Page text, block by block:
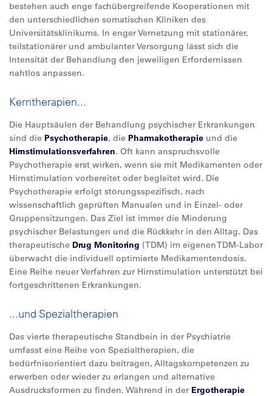
bestehen auch enge fachübergreifende Kooperationen mit
den unterschiedlichen somatischen Kliniken des
Universitätsklinikums. In enger Vernetzung mit stationärer,
teilstationärer und ambulanter Versorgung lässt sich die
Intensität der Behandlung den jeweiligen Erfordernissen
nahtlos anpassen.
Kerntherapien...
Die Hauptsäulen der Behandlung psychischer Erkrankungen
sind die Psychotherapie, die Pharmakotherapie und die
Hirnstimulationsverfahren. Oft kann anspruchsvolle
Psychotherapie erst wirken, wenn sie mit Medikamenten oder
Hirnstimulation vorbereitet oder begleitet wird. Die
Psychotherapie erfolgt störungsspezifisch, nach
wissenschaftlich geprüften Manualen und in Einzel- oder
Gruppensitzungen. Das Ziel ist immer die Minderung
psychischer Belastungen und die Rückkehr in den Alltag. Das
therapeutische Drug Monitoring (TDM) im eigenen TDM-Labor
überwacht die individuell optimierte Medikamentendosis.
Eine Reihe neuer Verfahren zur Hirnstimulation unterstützt bei
fortgeschrittenen Erkrankungen.
...und Spezialtherapien
Das vierte therapeutische Standbein in der Psychiatrie
umfasst eine Reihe von Spezialtherapien, die
bedürfnisorientiert dazu beitragen, Alltagskompetenzen zu
erwerben oder wieder zu erlangen und alternative
Ausdrucksformen zu finden. Während in der Ergotherapie